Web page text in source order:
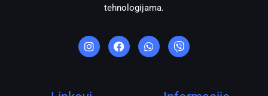
tehnologijama.
n
s
t
r
a
c
e
h
a
t
i
b
e